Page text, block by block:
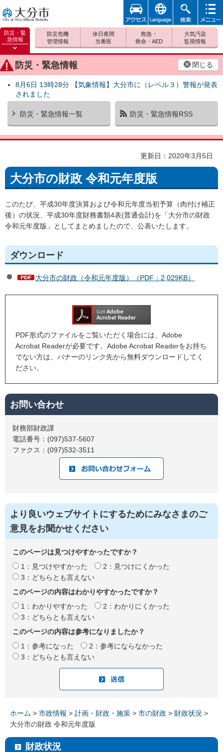
大分市
防災・緊
急情報
防災緊
急情報
を開く
防災・緊急情報 閉じる
8月6日 13時28分 【気象情報】大分市に（レベル３）警報が発表
されました
防災・緊急情報一覧 防災・緊急情報RSS
防災危機
管理情報
休日夜間
当番医
救急・
救命・AED
大気汚染
監視情報
アクセ
ス
foreign 検索
メニュ
更新日：2020年3月5日
大分市の財政 令和元年度版
このたび、平成30年度決算および令和元年度当初予算（肉付け補正
後）の状況、平成30年度財務書類4表(普通会計)を「大分市の財政
令和元年度版」としてまとめましたので、公表いたします。
ダウンロード
大分市の財政（令和元年度版）（PDF：2,029KB）
PDF形式のファイルをご覧いただく場合には、Adobe
Acrobat Readerが必要です。Adobe Acrobat Readerをお持ち
でない方は、バナーのリンク先から無料ダウンロードしてく
ださい。
お問い合わせ
財務部財政課
電話番号：(097)537-5607
ファクス：(097)532-3511
より良いウェブサイトにするためにみなさまのご
意見をお聞かせください
このページは見つけやすかったですか？
1：見つけやすかった
2：見つけにくかった
3：どちらとも言えない
このページの内容はわかりやすかったですか？
1：わかりやすかった
2：わかりにくかった
3：どちらとも言えない
このページの内容は参考になりましたか？
1：参考になった
2：参考にならなかった
3：どちらとも言えない
ホーム > 市政情報 > 計画・財政・施策 > 市の財政 > 財政状況 >
大分市の財政 令和元年度版
財政状況